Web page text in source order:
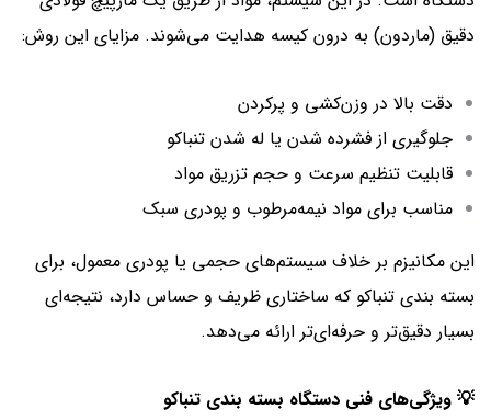
دقیق (ماردون) به درون کیسه هدایت می‌شوند. مزایای این روش:
دقت بالا در وزن‌کشی و پرکردن
جلوگیری از فشرده شدن یا له شدن تنباکو
قابلیت تنظیم سرعت و حجم تزریق مواد
مناسب برای مواد نیمه‌مرطوب و پودری سبک
این مکانیزم بر خلاف سیستم‌های حجمی یا پودری معمول، برای
بسته‌ بندی تنباکو که ساختاری ظریف و حساس دارد، نتیجه‌ای
بسیار دقیق‌تر و حرفه‌ای‌تر ارائه می‌دهد.
💡 ویژگی‌های فنی دستگاه بسته‌ بندی تنباکو